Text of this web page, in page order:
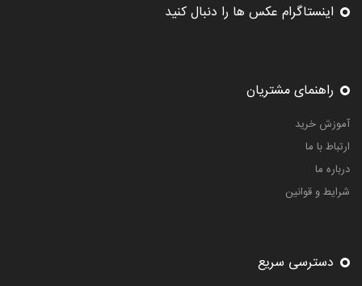
اینستاگرام عکس ها را دنبال کنید
راهنمای مشتریان
آموزش خرید
ارتباط با ما
درباره ما
شرایط و قوانین
دسترسی سریع